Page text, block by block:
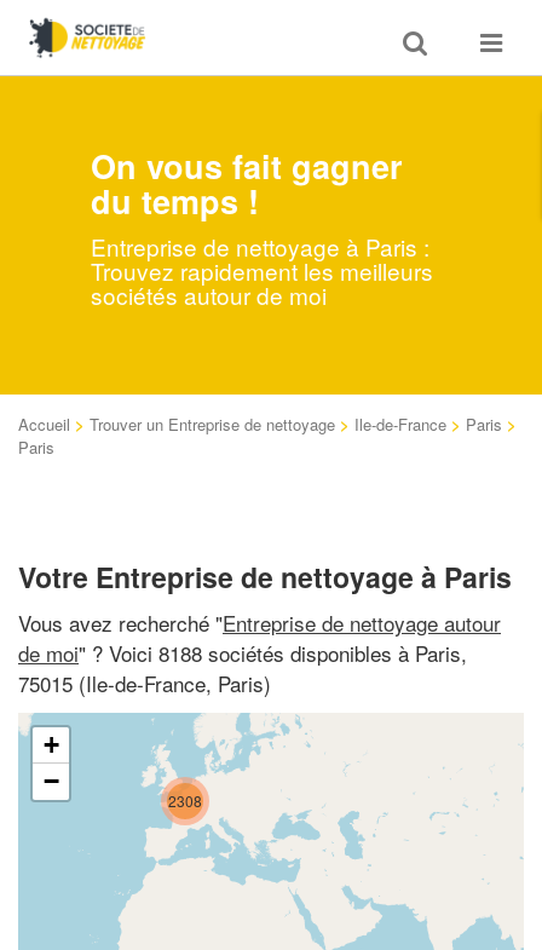
Toggle
search
Toggle
On vous fait gagner
du temps !
Entreprise de nettoyage à Paris :
Trouvez rapidement les meilleurs
sociétés autour de moi
Accueil > Trouver un Entreprise de nettoyage > Ile-de-France > Paris >
Paris
Votre Entreprise de nettoyage à Paris
Vous avez recherché "Entreprise de nettoyage autour
de moi" ? Voici 8188 sociétés disponibles à Paris,
75015 (Ile-de-France, Paris)
2308
+
−